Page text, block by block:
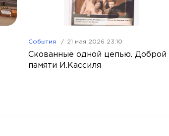
События 21 мая 2026 23:10
Скованные одной цепью. Доброй
памяти И.Кассиля